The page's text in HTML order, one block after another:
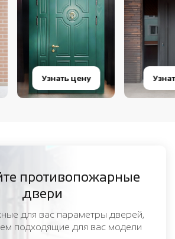
Узнать цену
противопожарные
двери
для вас параметры дверей,
подходящие для вас модели